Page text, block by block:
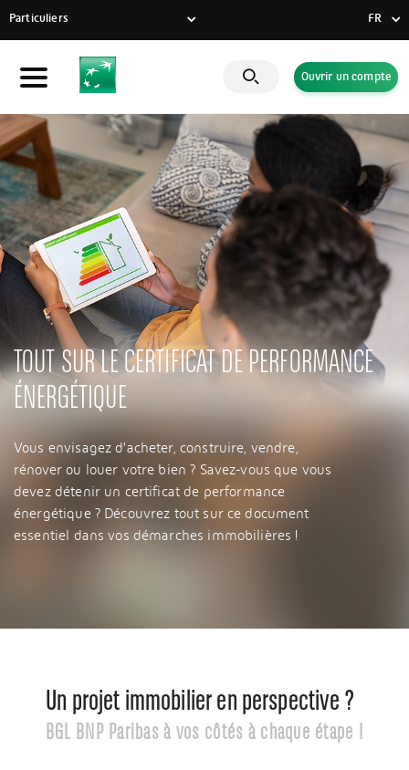
Particuliers
Particuliers
Entreprises
Banque Privée
Engagements RSE
Actualités
Solutions innovantes
FR
DE
EN
Ouvrir un compte
TOUT SUR LE CERTIFICAT DE PERFORMANCE
ÉNERGÉTIQUE
Vous envisagez d’acheter, construire, vendre,
rénover ou louer votre bien ? Savez-vous que vous
devez détenir un certificat de performance
énergétique ? Découvrez tout sur ce document
essentiel dans vos démarches immobilières !
Un projet immobilier en perspective ?
BGL BNP Paribas à vos côtés à chaque étape !